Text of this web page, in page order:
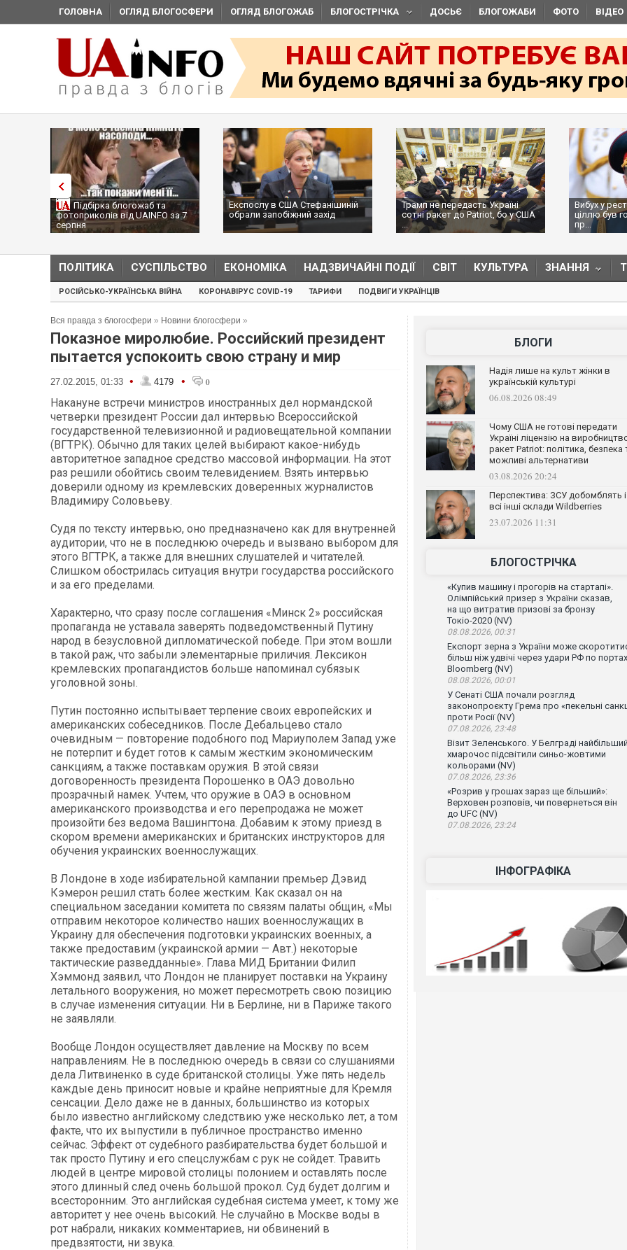
ГОЛОВНА ОГЛЯД БЛОГОСФЕРИ ОГЛЯД БЛОГОЖАБ БЛОГОСТРІЧКА ДОСЬЄ БЛОГОЖАБИ ФОТО ВІДЕО
Підбірка блогожаб та
фотоприколів від UAINFO за 7
серпня
Експослу в США Стефанішиній
обрали запобіжний захід
Трамп не передасть Україні
сотні ракет до Patriot, бо у США
...
Вибух у
ціллю був
пр...
ПОЛІТИКА СУСПІЛЬСТВО ЕКОНОМІКА НАДЗВИЧАЙНІ ПОДІЇ СВІТ КУЛЬТУРА ЗНАННЯ
РОСІЙСЬКО-УКРАЇНСЬКА ВІЙНА КОРОНАВІРУС COVID-19 ТАРИФИ ПОДВИГИ УКРАЇНЦІВ
Вся правда з блогосфери » Новини блогосфери »
Показное миролюбие. Российский президент
пытается успокоить свою страну и мир
27.02.2015, 01:33 • 4179 • 0
Накануне встречи министров иностранных дел нормандской
четверки президент России дал интервью Всероссийской
государственной телевизионной и радиовещательной компании
(ВГТРК). Обычно для таких целей выбирают какое-нибудь
авторитетное западное средство массовой информации. На этот
раз решили обойтись своим телевидением. Взять интервью
доверили одному из кремлевских доверенных журналистов
Владимиру Соловьеву.
Судя по тексту интервью, оно предназначено как для внутренней
аудитории, что не в последнюю очередь и вызвано выбором для
этого ВГТРК, а также для внешних слушателей и читателей.
Слишком обострилась ситуация внутри государства российского
и за его пределами.
Характерно, что сразу после соглашения «Минск 2» российская
пропаганда не уставала заверять подведомственный Путину
народ в безусловной дипломатической победе. При этом вошли
в такой раж, что забыли элементарные приличия. Лексикон
кремлевских пропагандистов больше напоминал субязык
уголовной зоны.
Путин постоянно испытывает терпение своих европейских и
американских собеседников. После Дебальцево стало
очевидным — повторение подобного под Мариуполем Запад уже
не потерпит и будет готов к самым жестким экономическим
санкциям, а также поставкам оружия. В этой связи
договоренность президента Порошенко в ОАЭ довольно
прозрачный намек. Учтем, что оружие в ОАЭ в основном
американского производства и его перепродажа не может
произойти без ведома Вашингтона. Добавим к этому приезд в
скором времени американских и британских инструкторов для
обучения украинских военнослужащих.
В Лондоне в ходе избирательной кампании премьер Дэвид
Кэмерон решил стать более жестким. Как сказал он на
специальном заседании комитета по связям палаты общин, «Мы
отправим некоторое количество наших военнослужащих в
Украину для обеспечения подготовки украинских военных, а
также предоставим (украинской армии — Авт.) некоторые
тактические разведданные». Глава МИД Британии Филип
Хэммонд заявил, что Лондон не планирует поставки на Украину
летального вооружения, но может пересмотреть свою позицию
в случае изменения ситуации. Ни в Берлине, ни в Париже такого
не заявляли.
Вообще Лондон осуществляет давление на Москву по всем
направлениям. Не в последнюю очередь в связи со слушаниями
дела Литвиненко в суде британской столицы. Уже пять недель
каждые день приносит новые и крайне неприятные для Кремля
сенсации. Дело даже не в данных, большинство из которых
было известно английскому следствию уже несколько лет, а том
факте, что их выпустили в публичное пространство именно
сейчас. Эффект от судебного разбирательства будет большой и
так просто Путину и его спецслужбам с рук не сойдет. Травить
людей в центре мировой столицы полонием и оставлять после
этого длинный след очень большой прокол. Суд будет долгим и
всесторонним. Это английская судебная система умеет, к тому же
авторитет у нее очень высокий. Не случайно в Москве воды в
рот набрали, никаких комментариев, ни обвинений в
предвзятости, ни звука.
БЛОГИ
Надія лише на культ жінки в
українській культурі
06.08.2026 08:49
Чому США не готові передати
Україні ліцензію на
ракет Patriot: політика, безпека
можливі альтернативи
03.08.2026 20:24
Перспектива: ЗСУ добомблять і
всі інші склади Wildberries
23.07.2026 11:31
БЛОГОСТРІЧКА
«Купив машину і прогорів на стартапі».
Олімпійський призер з України сказав,
на що витратив призові за бронзу
Токіо-2020 (NV)
08.08.2026, 00:31
Експорт зерна з України може
більш ніж удвічі через удари РФ по
Bloomberg (NV)
08.08.2026, 00:01
У Сенаті США почали розгляд
законопроєкту Грема про «пекельні
проти Росії (NV)
07.08.2026, 23:48
Візит Зеленського. У Белграді найбільший
хмарочос підсвітили синьо-жовтими
кольорами (NV)
07.08.2026, 23:36
«Розрив у грошах зараз ще більший»:
Верховен розповів, чи повернеться він
до UFC (NV)
07.08.2026, 23:24
ІНФОГРАФІКА